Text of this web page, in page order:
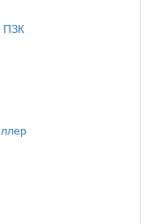
ПЗК